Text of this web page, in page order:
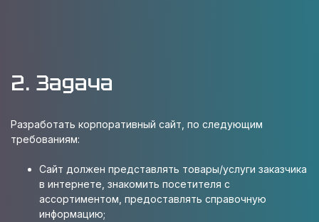
2. Задача
Разработать корпоративный сайт, по следующим
требованиям:
Сайт должен представлять товары/услуги заказчика
в интернете, знакомить посетителя с
ассортиментом, предоставлять справочную
информацию;